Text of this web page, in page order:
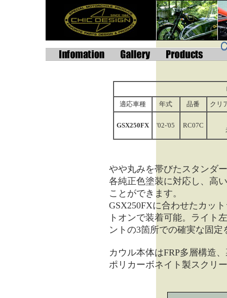
適応車種
年式 品番 クリ
GSX250FX '02-'05 RC07C
やや丸みを帯びたスタンダ
各純正色塗装に対応し、高
ことができます。
GSX250FXに合わせたカッ
トオンで装着可能。ライト
ントの3箇所での確実な固
カウル本体はFRP多層構造
ポリカーボネイト製スクリ